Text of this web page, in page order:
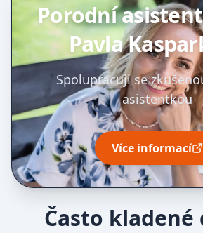
Porodní
Pavla
Spolupracuji se
asistentkou
Více informací
Často kladené